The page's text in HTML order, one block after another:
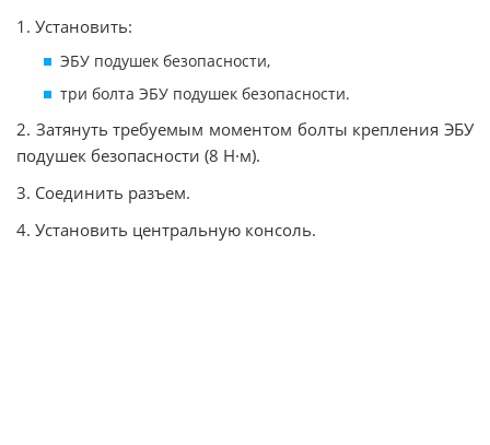
1. Установить:
ЭБУ подушек безопасности,
три болта ЭБУ подушек безопасности.
2. Затянуть требуемым моментом болты крепления ЭБУ
подушек безопасности (8 Н·м).
3. Соединить разъем.
4. Установить центральную консоль.